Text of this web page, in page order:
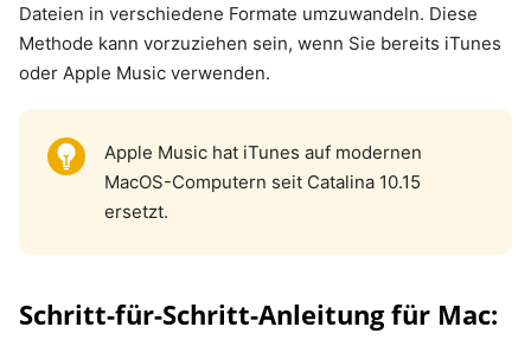
Dateien in verschiedene Formate umzuwandeln. Diese
Methode kann vorzuziehen sein, wenn Sie bereits iTunes
oder Apple Music verwenden.
Apple Music hat iTunes auf modernen
MacOS-Computern seit Catalina 10.15
ersetzt.
Schritt-für-Schritt-Anleitung für Mac: